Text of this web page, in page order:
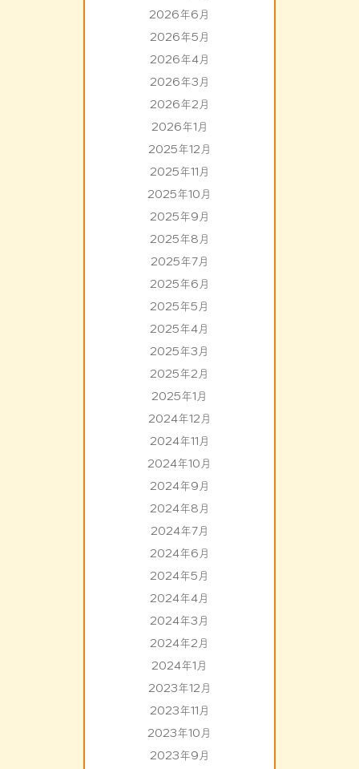
2026年6月
2026年5月
2026年4月
2026年3月
2026年2月
2026年1月
2025年12月
2025年11月
2025年10月
2025年9月
2025年8月
2025年7月
2025年6月
2025年5月
2025年4月
2025年3月
2025年2月
2025年1月
2024年12月
2024年11月
2024年10月
2024年9月
2024年8月
2024年7月
2024年6月
2024年5月
2024年4月
2024年3月
2024年2月
2024年1月
2023年12月
2023年11月
2023年10月
2023年9月